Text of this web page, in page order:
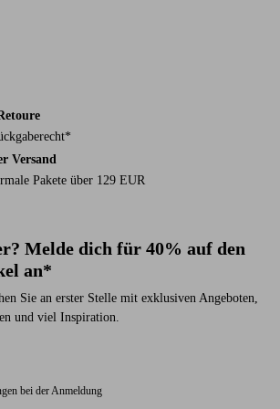
Versand
Pakete über 129 EUR
Melde dich für 40% auf den
an*
Sie an erster Stelle mit exklusiven Angeboten,
und viel Inspiration.
bei der Anmeldung